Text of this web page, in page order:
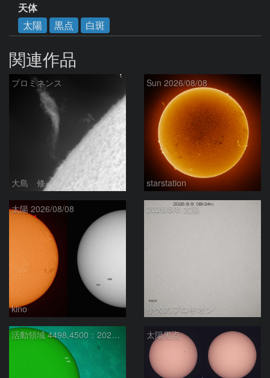
天体
太陽
黒点 白斑
関連作品
プロミネンス
大島 修
Sun 2026/08/08
starstation
太陽 2026/08/08
kino
2026/8/8 太陽
小犬のプロキオン
活動領域 4498,4500：2026/08/08 太陽黒点